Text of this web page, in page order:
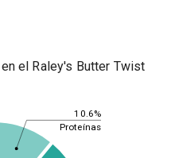
el Raley's Butter Twist
10.6%
Proteínas